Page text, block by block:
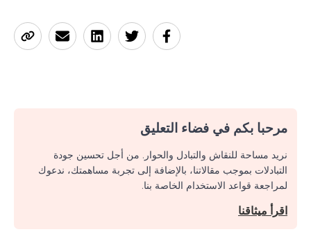
مرحبا بكم في فضاء التعليق
نريد مساحة للنقاش والتبادل والحوار. من أجل تحسين جودة
التبادلات بموجب مقالاتنا، بالإضافة إلى تجربة مساهمتك، ندعوك
لمراجعة قواعد الاستخدام الخاصة بنا.
اقرأ ميثاقنا